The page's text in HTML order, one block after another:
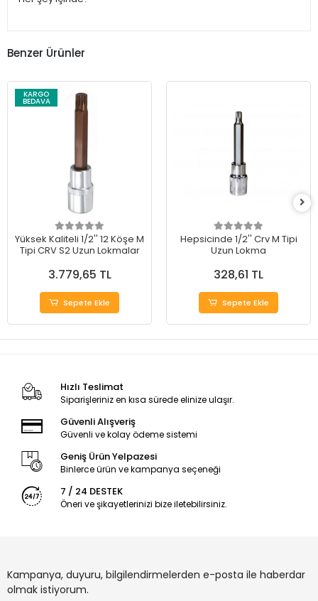
Benzer Ürünler
KARGO
BEDAVA
Yüksek Kaliteli 1/2'' 12 Köşe M
Tipi CRV S2 Uzun Lokmalar
3.779,65 TL
Sepete Ekle
Hepsicinde 1/2'' Crv M Tipi
Uzun Lokma
328,61 TL
Sepete Ekle
Hızlı Teslimat
Siparişleriniz en kısa sürede elinize ulaşır.
Güvenli Alışveriş
Güvenli ve kolay ödeme sistemi
Geniş Ürün Yelpazesi
Binlerce ürün ve kampanya seçeneği
7 / 24 DESTEK
Öneri ve şikayetlerinizi bize iletebilirsiniz.
Kampanya, duyuru, bilgilendirmelerden e-posta ile haberdar
olmak istiyorum.